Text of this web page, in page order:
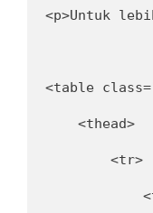
<p>Untuk
<table
    <thead>
        <tr>